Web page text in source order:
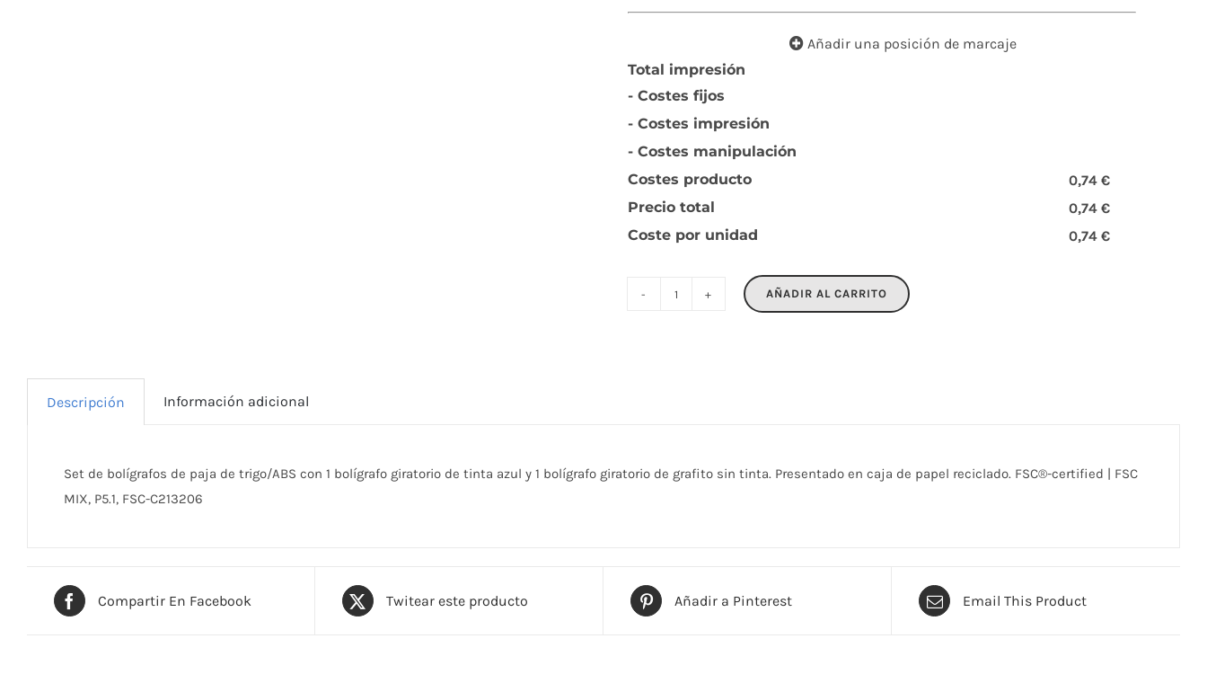
Añadir una posición de marcaje
Total impresión
- Costes fijos
- Costes impresión
- Costes manipulación
Costes producto
0,74 €
Precio total
0,74 €
Coste por unidad
0,74 €
AÑADIR AL CARRITO
Descripción Información adicional
Set de bolígrafos de paja de trigo/ABS con 1 bolígrafo giratorio de tinta azul y 1 bolígrafo giratorio de grafito sin tinta. Presentado en caja de papel reciclado. FSC®-certified | FSC
MIX, P5.1, FSC-C213206
Compartir En Facebook Twitear este producto Añadir a Pinterest Email This Product